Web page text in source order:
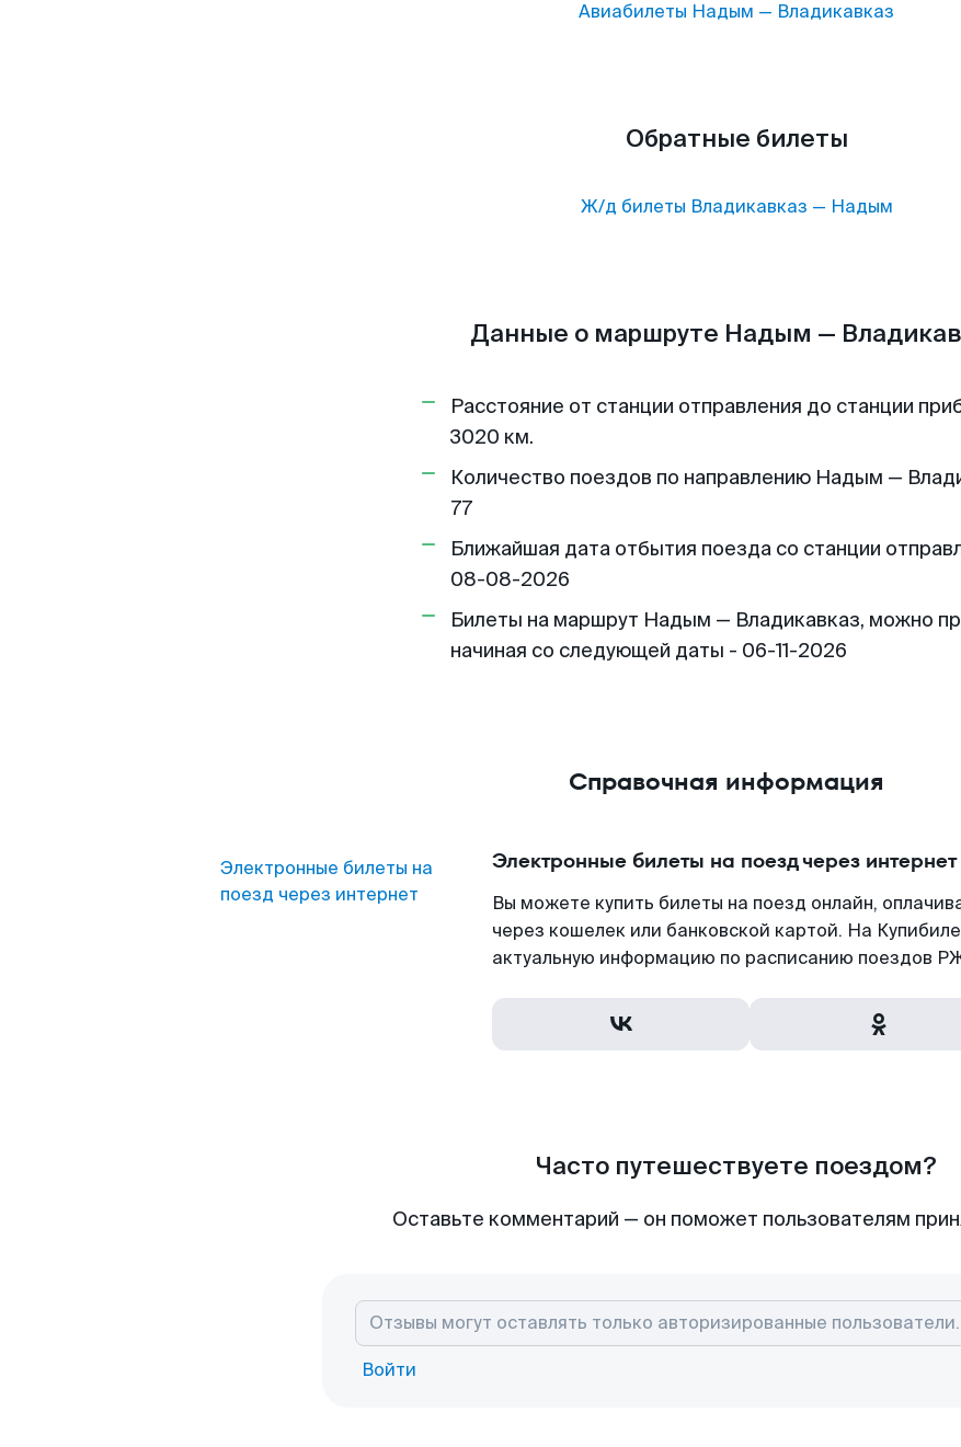
Авиабилеты Надым — Владикавказ
Обратные билеты
Ж/д билеты Владикавказ — Надым
Данные о маршруте Надым —
Расстояние от станции отправления до станции
3020 км.
Количество поездов по направлению Надым —
77
Ближайшая дата отбытия поезда со станции
08-08-2026
Билеты на маршрут Надым — Владикавказ, можно
начиная со следующей даты - 06-11-2026
Справочная информация
Электронные билеты на
поезд через интернет
Электронные билеты на поезд через интернет
Вы можете купить билеты на поезд онлайн,
через кошелек или банковской картой. На
актуальную информацию по расписанию поездов
Часто путешествуете поездом?
Оставьте комментарий — он поможет пользователям
Войти